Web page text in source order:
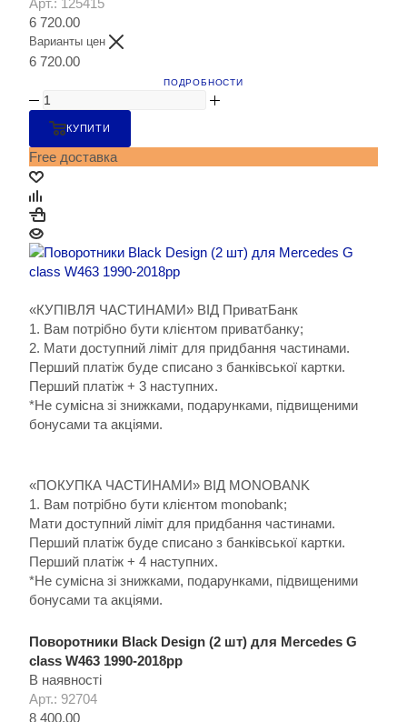
Арт.: 125415
6 720.00
Варианты цен
6 720.00
ПОДРОБНОСТИ
КУПИТИ
Free доставка
«КУПІВЛЯ ЧАСТИНАМИ» ВІД ПриватБанк
1. Вам потрібно бути клієнтом приватбанку;
2. Мати доступний ліміт для придбання частинами.
Перший платіж буде списано з банківської картки.
Перший платіж + 3 наступних.
*Не сумісна зі знижками, подарунками, підвищеними
бонусами та акціями.
«ПОКУПКА ЧАСТИНАМИ» ВІД MONOBANK
1. Вам потрібно бути клієнтом monobank;
Мати доступний ліміт для придбання частинами.
Перший платіж буде списано з банківської картки.
Перший платіж + 4 наступних.
*Не сумісна зі знижками, подарунками, підвищеними
бонусами та акціями.
Поворотники Black Design (2 шт) для Mercedes G
сlass W463 1990-2018рр
В наявності
Арт.: 92704
8 400.00